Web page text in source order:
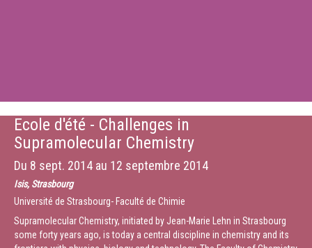
Ecole d'été - Challenges in
Supramolecular Chemistry
Du 8 sept. 2014 au 12 septembre 2014
Isis, Strasbourg
Université de Strasbourg- Faculté de Chimie
Supramolecular Chemistry, initiated by Jean-Marie Lehn in Strasbourg
some forty years ago, is today a central discipline in chemistry and its